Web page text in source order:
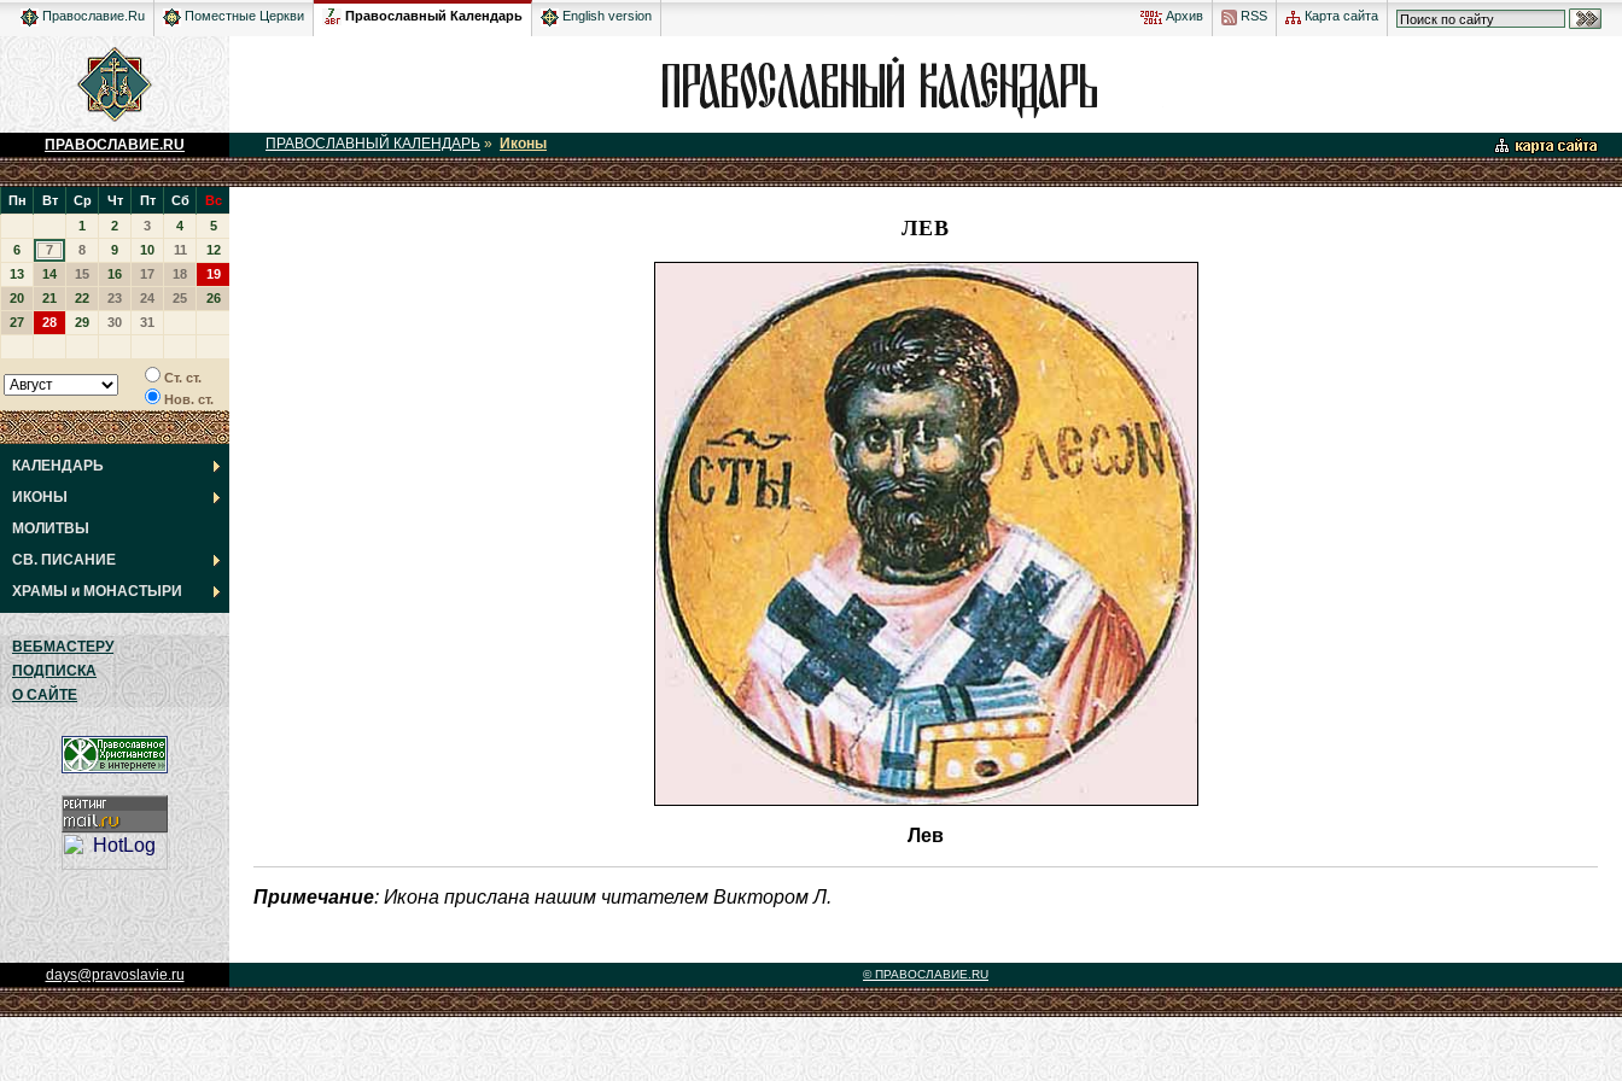
Архив RSS Карта сайта
Православие.Ru Поместные Церкви Православный Календарь English version
ПРАВОСЛАВИЕ.RU ПРАВОСЛАВНЫЙ КАЛЕНДАРЬ » Иконы
Пн Вт Ср Чт Пт Сб
Вс
1
2 3 4
5
6
7 8 9 10 11
12
13
14 15 16 17 18
19
20
21 22 23 24 25
26
27
28 29 30 31
Ст. ст.
Нов. ст.
КАЛЕНДАРЬ
ИКОНЫ
МОЛИТВЫ
СВ. ПИСАНИЕ
ХРАМЫ и МОНАСТЫРИ
ВЕБМАСТЕРУ
ПОДПИСКА
О САЙТЕ
ЛЕВ
Лев
Примечание: Икона прислана нашим читателем Виктором Л.
days@pravoslavie.ru © ПРАВОСЛАВИЕ.RU